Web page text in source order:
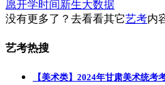
愿开学时间新生大数据
没有更多了？去看看其它艺考内
艺考热搜
【美术类】2024年甘肃美术统考